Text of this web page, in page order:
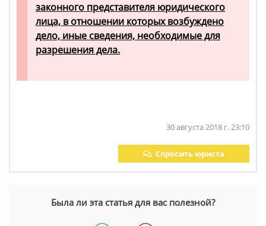
законного представителя юридического
лица, в отношении которых возбуждено
дело, иные сведения, необходимые для
разрешения дела.
30 августа 2018 г. 23:10
Спросить юриста
Была ли эта статья для вас полезной?